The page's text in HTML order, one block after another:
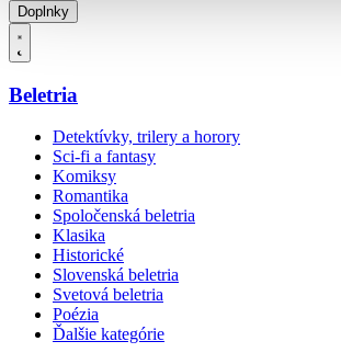
Doplnky
Beletria
Detektívky, trilery a horory
Sci-fi a fantasy
Komiksy
Romantika
Spoločenská beletria
Klasika
Historické
Slovenská beletria
Svetová beletria
Poézia
Ďalšie kategórie